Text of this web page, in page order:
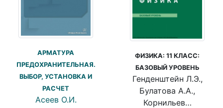
АРМАТУРА
ПРЕДОХРАНИТЕЛЬНАЯ.
ВЫБОР, УСТАНОВКА И
РАСЧЕТ
Асеев О.И.
ФИЗИКА: 11 КЛАСС:
БАЗОВЫЙ УРОВЕНЬ
Генденштейн Л.Э.,
Булатова А.А.,
Корнильев…